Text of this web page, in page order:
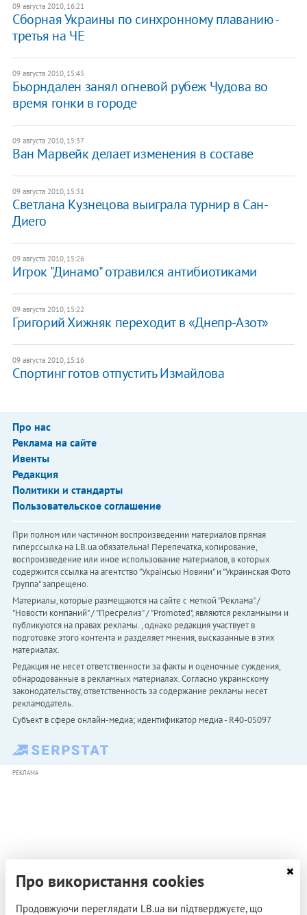
09 августа 2010, 16:21
Сборная Украины по синхронному плаванию -
третья на ЧЕ
09 августа 2010, 15:45
Бьорндален занял огневой рубеж Чудова во
время гонки в городе
09 августа 2010, 15:37
Ван Марвейк делает изменения в составе
09 августа 2010, 15:31
Светлана Кузнецова выиграла турнир в Сан-
Диего
09 августа 2010, 15:26
Игрок "Динамо" отравился антибиотиками
09 августа 2010, 15:22
Григорий Хижняк переходит в «Днепр-Азот»
09 августа 2010, 15:16
Cпортинг готов отпустить Измайлова
Про нас
Реклама на сайте
Ивенты
Редакция
Политики и стандарты
Пользовательское соглашение
При полном или частичном воспроизведении материалов прямая
гиперссылка на LB.ua обязательна! Перепечатка, копирование,
воспроизведение или иное использование материалов, в которых
содержится ссылка на агентство "Українськi Новини" и "Украинская Фото
Группа" запрещено.
Материалы, которые размещаются на сайте с меткой "Реклама" /
"Новости компаний" / "Пресрелиз" / "Promoted", являются рекламными и
публикуются на правах рекламы. , однако редакция участвует в
подготовке этого контента и разделяет мнения, высказанные в этих
материалах.
Редакция не несет ответственности за факты и оценочные суждения,
обнародованные в рекламных материалах. Согласно украинскому
законодательству, ответственность за содержание рекламы несет
рекламодатель.
Субъект в сфере онлайн-медиа; идентификатор медиа - R40-05097
РЕКЛАМА
Про використання cookies
Продовжуючи переглядати LB.ua ви підтверджуєте, що